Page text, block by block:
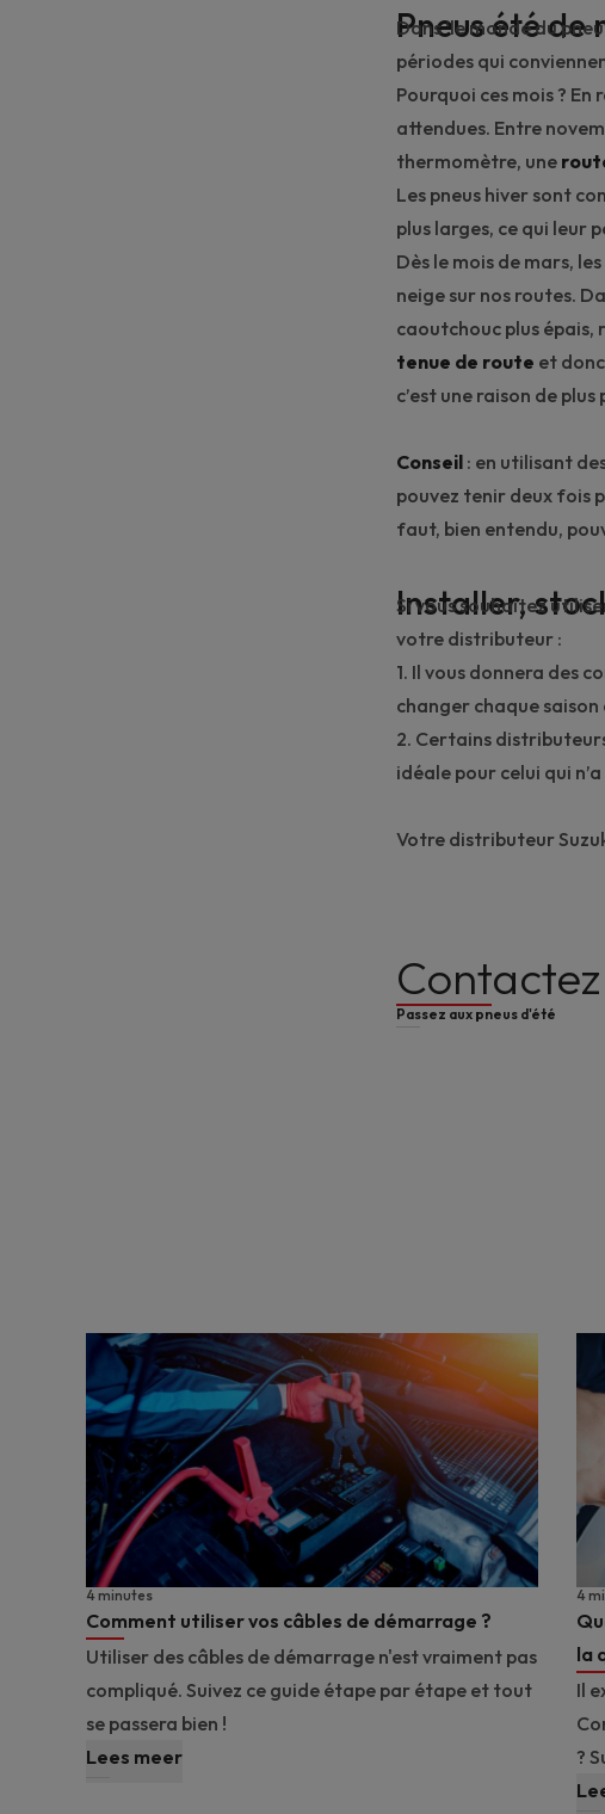
Pneus été de
Dans ‘le monde du
périodes qui
Pourquoi ces mois ?
attendues. Entre
thermomètre, une
Les pneus hiver sont
plus larges, ce qui leur
Dès le mois de mars,
neige sur nos routes.
caoutchouc plus
tenue de route et
c’est une raison de
Conseil : en utilisant
pouvez tenir deux fois
faut, bien entendu,
Installer,
Si vous souhaitez
votre distributeur :
1. Il vous donnera des
changer chaque saison
2. Certains
idéale pour celui qui
Votre distributeur
Passez aux pneus d'été
Comment utiliser vos câbles de démarrage ?
4 minutes
Utiliser des câbles de démarrage n'est vraiment pas
compliqué. Suivez ce guide étape par étape et tout
se passera bien !
Lees meer
la
4
Il
?